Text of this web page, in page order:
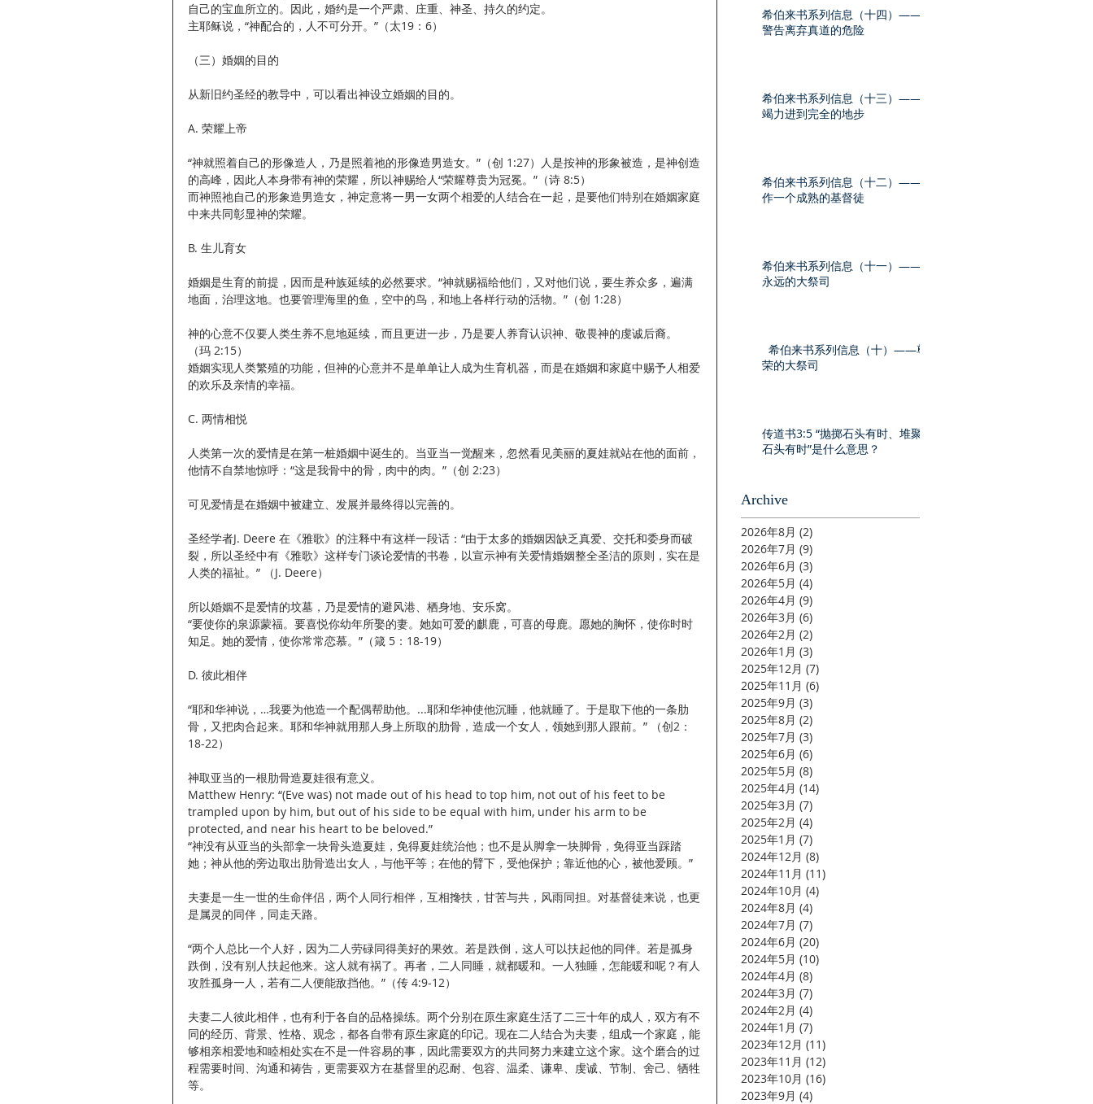
自己的宝血所立的。因此，婚约是一个严肃、庄重、神圣、持久的约定。
主耶稣说，“神配合的，人不可分开。”（太19：6）
（三）婚姻的目的
从新旧约圣经的教导中，可以看出神设立婚姻的目的。
A. 荣耀上帝
“神就照着自己的形像造人，乃是照着祂的形像造男造女。”（创 1:27）人是按神的形象被造，是神创造
的高峰，因此人本身带有神的荣耀，所以神赐给人“荣耀尊贵为冠冕。”（诗 8:5）
而神照祂自己的形象造男造女，神定意将一男一女两个相爱的人结合在一起，是要他们特别在婚姻家庭
中来共同彰显神的荣耀。
B. 生儿育女
婚姻是生育的前提，因而是种族延续的必然要求。“神就赐福给他们，又对他们说，要生养众多，遍满
地面，治理这地。也要管理海里的鱼，空中的鸟，和地上各样行动的活物。”（创 1:28）
神的心意不仅要人类生养不息地延续，而且更进一步，乃是要人养育认识神、敬畏神的虔诚后裔。
（玛 2:15）
婚姻实现人类繁殖的功能，但神的心意并不是单单让人成为生育机器，而是在婚姻和家庭中赐予人相爱
的欢乐及亲情的幸福。
C. 两情相悦
人类第一次的爱情是在第一桩婚姻中诞生的。当亚当一觉醒来，忽然看见美丽的夏娃就站在他的面前，
他情不自禁地惊呼：“这是我骨中的骨，肉中的肉。”（创 2:23）
可见爱情是在婚姻中被建立、发展并最终得以完善的。
圣经学者J. Deere 在《雅歌》的注释中有这样一段话：“由于太多的婚姻因缺乏真爱、交托和委身而破
裂，所以圣经中有《雅歌》这样专门谈论爱情的书卷，以宣示神有关爱情婚姻整全圣洁的原则，实在是
人类的福祉。” （J. Deere）
所以婚姻不是爱情的坟墓，乃是爱情的避风港、栖身地、安乐窝。
“要使你的泉源蒙福。要喜悦你幼年所娶的妻。她如可爱的麒鹿，可喜的母鹿。愿她的胸怀，使你时时
知足。她的爱情，使你常常恋慕。”（箴 5：18-19）
D. 彼此相伴
“耶和华神说，…我要为他造一个配偶帮助他。...耶和华神使他沉睡，他就睡了。于是取下他的一条肋
骨，又把肉合起来。耶和华神就用那人身上所取的肋骨，造成一个女人，领她到那人跟前。” （创2：
18-22）
神取亚当的一根肋骨造夏娃很有意义。
Matthew Henry: “(Eve was) not made out of his head to top him, not out of his feet to be
trampled upon by him, but out of his side to be equal with him, under his arm to be
protected, and near his heart to be beloved.”
“神没有从亚当的头部拿一块骨头造夏娃，免得夏娃统治他；也不是从脚拿一块脚骨，免得亚当踩踏
她；神从他的旁边取出肋骨造出女人，与他平等；在他的臂下，受他保护；靠近他的心，被他爱顾。”
夫妻是一生一世的生命伴侣，两个人同行相伴，互相搀扶，甘苦与共，风雨同担。对基督徒来说，也更
是属灵的同伴，同走天路。
“两个人总比一个人好，因为二人劳碌同得美好的果效。若是跌倒，这人可以扶起他的同伴。若是孤身
跌倒，没有别人扶起他来。这人就有祸了。再者，二人同睡，就都暖和。一人独睡，怎能暖和呢？有人
攻胜孤身一人，若有二人便能敌挡他。”（传 4:9-12）
夫妻二人彼此相伴，也有利于各自的品格操练。两个分别在原生家庭生活了二三十年的成人，双方有不
同的经历、背景、性格、观念，都各自带有原生家庭的印记。现在二人结合为夫妻，组成一个家庭，能
够相亲相爱地和睦相处实在不是一件容易的事，因此需要双方的共同努力来建立这个家。这个磨合的过
程需要时间、沟通和祷告，更需要双方在基督里的忍耐、包容、温柔、谦卑、虔诚、节制、舍己、牺牲
等。
希伯来书系列信息（十四）——
警告离弃真道的危险
希伯来书系列信息（十三）——
竭力进到完全的地步
希伯来书系列信息（十二）——
作一个成熟的基督徒
希伯来书系列信息（十一）——
永远的大祭司
希伯来书系列信息（十）——尊
荣的大祭司
传道书3:5 “抛掷石头有时、堆聚
石头有时”是什么意思？
Archive
2026年8月 (2)
2026年7月 (9)
2026年6月 (3)
2026年5月 (4)
2026年4月 (9)
2026年3月 (6)
2026年2月 (2)
2026年1月 (3)
2025年12月 (7)
2025年11月 (6)
2025年9月 (3)
2025年8月 (2)
2025年7月 (3)
2025年6月 (6)
2025年5月 (8)
2025年4月 (14)
2025年3月 (7)
2025年2月 (4)
2025年1月 (7)
2024年12月 (8)
2024年11月 (11)
2024年10月 (4)
2024年8月 (4)
2024年7月 (7)
2024年6月 (20)
2024年5月 (10)
2024年4月 (8)
2024年3月 (7)
2024年2月 (4)
2024年1月 (7)
2023年12月 (11)
2023年11月 (12)
2023年10月 (16)
2023年9月 (4)